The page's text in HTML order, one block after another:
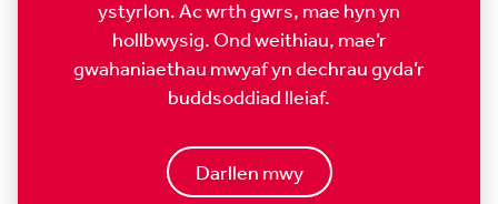
ystyrlon. Ac wrth gwrs, mae hyn yn
hollbwysig. Ond weithiau, mae’r
gwahaniaethau mwyaf yn dechrau gyda’r
buddsoddiad lleiaf.
Darllen mwy